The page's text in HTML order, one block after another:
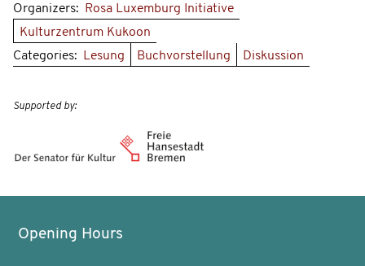
Organizers: Rosa Luxemburg Initiative
Kulturzentrum Kukoon
Categories: Lesung Buchvorstellung Diskussion
Supported by:
Opening Hours